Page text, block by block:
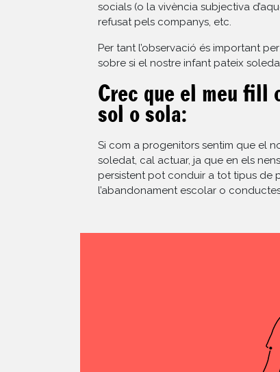
socials (o la vivència subjectiva
refusat pels companys, etc.
Per tant l’observació és important
sobre si el nostre infant pateix
Crec que el meu fill
sol o sola:
Si com a progenitors sentim que el
soledat, cal actuar, ja que en els
persistent pot conduir a tot tipus de
l’abandonament escolar o